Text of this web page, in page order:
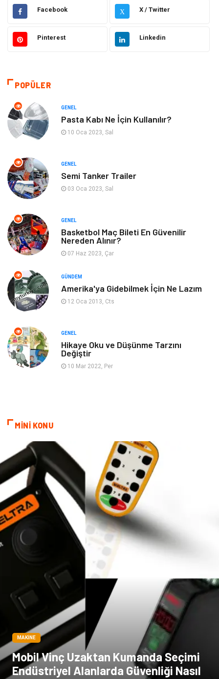
Eğitim Gıda
Hukuk Elektrik Elektronik
Makine
Kültür
Güzellik & Bakım
Finans & Ekonomi
Bilgisayar & Yazılım Mobilya
Bebek Giyim Moda
Blogroll
Markalar
Restaurant
Tarih
Facebook X X / Twitter
Pinterest Linkedin
POPÜLER
GENEL
Pasta Kabı Ne İçin Kullanılır?
10 Oca 2023, Sal
GENEL
Semi Tanker Trailer
03 Oca 2023, Sal
GENEL
Basketbol Maç Bileti En Güvenilir
Nereden Alınır?
07 Haz 2023, Çar
GÜNDEM
Amerika'ya Gidebilmek İçin Ne Lazım
12 Oca 2013, Cts
GENEL
Hikaye Oku ve Düşünme Tarzını
Değiştir
10 Mar 2022, Per
MİNİ KONU
MAKINE
Mobil Vinç Uzaktan Kumanda Seçimi
Endüstriyel Alanlarda Güvenliği Nasıl